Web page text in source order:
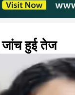
जांच हुई तेज